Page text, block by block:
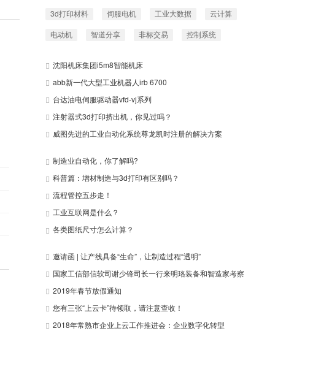
3d打印材料 伺服电机 工业大数据
云计算
电动机
智道分享 非标交易 控制系统
沈阳机床集团i5m8智能机床
abb新一代大型工业机器人irb 6700
台达油电伺服驱动器vfd-vj系列
注射器式3d打印挤出机，你见过吗？
威图先进的工业自动化系统尊龙凯时注册的解决方案
制造业自动化，你了解吗?
科普篇：增材制造与3d打印有区别吗？
流程管控五步走！
工业互联网是什么？
各类图纸尺寸怎么计算？
邀请函 | 让产线具备“生命”，让制造过程“透明”
国家工信部信软司谢少锋司长一行来明珞装备和智造家考察
2019年春节放假通知
您有三张“上云卡”待领取，请注意查收！
2018年常熟市企业上云工作推进会：企业数字化转型